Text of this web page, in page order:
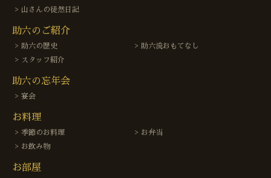
山さんの徒然日記
助六のご紹介
助六の歴史
助六流おもてなし
スタッフ紹介
助六の忘年会
宴会
お料理
季節のお料理
お弁当
お飲み物
お部屋